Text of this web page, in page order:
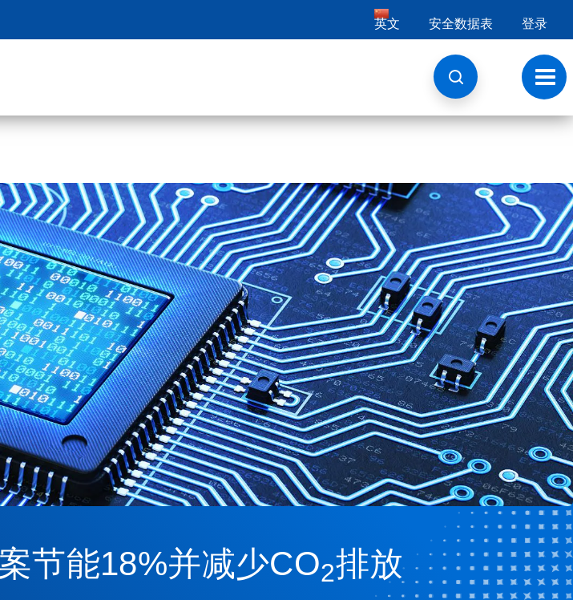
英文 安全数据表 登录
切
换
导
航
节能18%并减少CO2排放